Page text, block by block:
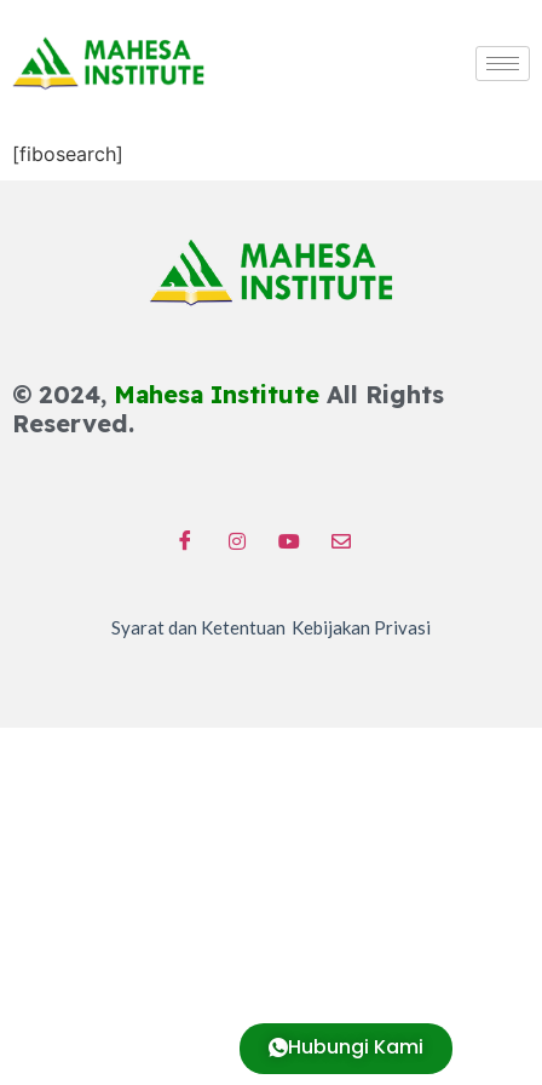
[fibosearch]
© 2024, Mahesa Institute All Rights
Reserved.
Syarat dan Ketentuan Kebijakan Privasi
Hubungi Kami